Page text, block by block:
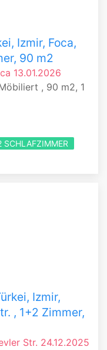
Izmir, Foca,
90 m2
13.01.2026
, 90 m2, 1
SCHLAFZIMMER
Izmir,
, 1+2 Zimmer,
Str. 24.12.2025